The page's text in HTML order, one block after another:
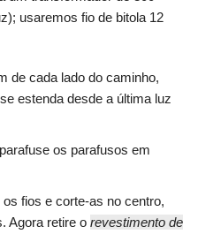
usaremos fio de bitola 12
de cada lado do caminho,
estenda desde a última luz
os parafusos em
fios e corte-as no centro,
Agora retire o revestimento de